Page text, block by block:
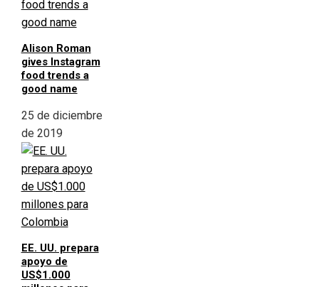
Alison Roman
gives Instagram
food trends a
good name
25 de diciembre
de 2019
EE. UU. prepara
apoyo de
US$1.000